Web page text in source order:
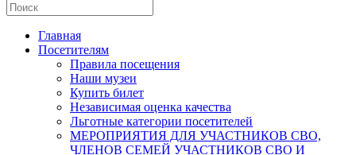
Главная
Посетителям
Правила посещения
Наши музеи
Купить билет
Независимая оценка качества
Льготные категории посетителей
МЕРОПРИЯТИЯ ДЛЯ УЧАСТНИКОВ СВО,
ЧЛЕНОВ СЕМЕЙ УЧАСТНИКОВ СВО И